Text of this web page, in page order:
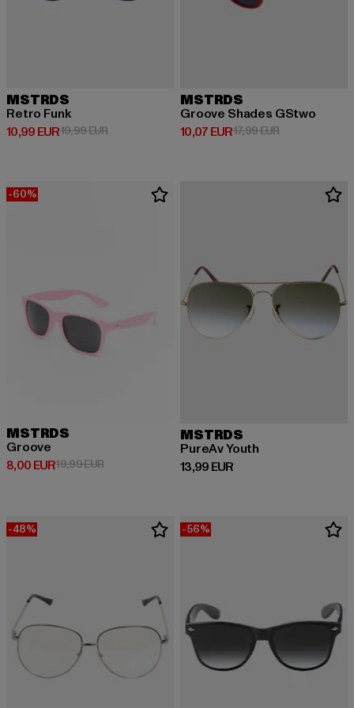
MSTRDS
Retro Funk
10,99 EUR
Derzeitiger Preis: 10,99 EUR
19,99 EURAktionspreis: 19,99 EUR
MSTRDS
Groove Shades GStwo
10,07 EUR
Derzeitiger Preis: 10,07 EUR
17,99 EURAktionspreis:
-60%
MSTRDS
Groove
8,00 EUR
Derzeitiger Preis: 8,00 EUR
19,99 EURAktionspreis: 19,99 EUR
MSTRDS
PureAv Youth
13,99 EUR
Derzeitiger Preis: 13,99 EUR
-48% -56%